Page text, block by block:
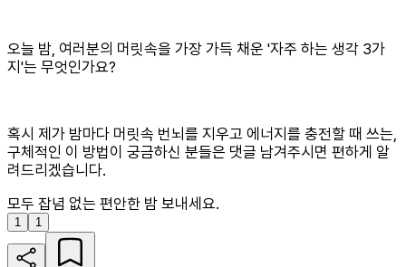
오늘 밤, 여러분의 머릿속을 가장 가득 채운 '자주 하는 생각 3가
지'는 무엇인가요?
혹시 제가 밤마다 머릿속 번뇌를 지우고 에너지를 충전할 때 쓰는,
구체적인 이 방법이 궁금하신 분들은 댓글 남겨주시면 편하게 알
려드리겠습니다.
모두 잡념 없는 편안한 밤 보내세요.
1 1